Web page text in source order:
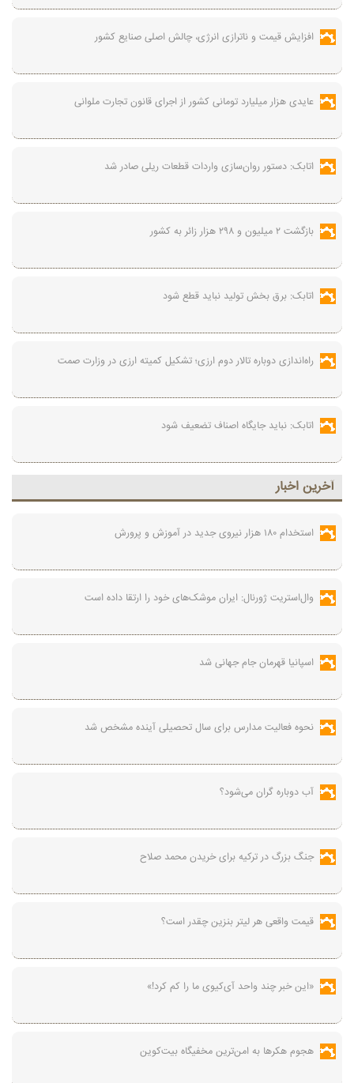
افزایش قیمت و ناترازی انرژی، چالش اصلی صنایع کشور
عایدی هزار میلیارد تومانی کشور از اجرای قانون تجارت ملوانی
اتابک: دستور روان‌سازی واردات قطعات ریلی صادر شد
بازگشت ۲ میلیون و ۲۹۸ هزار زائر به کشور
اتابک: برق بخش تولید نباید قطع شود
راه‌اندازی دوباره تالار دوم ارزی؛ تشکیل کمیته ارزی در وزارت صمت
اتابک: نباید جایگاه اصناف تضعیف شود
آخرين اخبار
استخدام ۱۸۰ هزار نیروی جدید در آموزش‌ و پرورش
وال‌استریت ژورنال: ایران موشک‌های خود را ارتقا داده است
اسپانیا قهرمان جام جهانی شد
نحوه فعالیت مدارس برای سال تحصیلی آینده مشخص شد
آب دوباره گران می‌شود؟
جنگ بزرگ در ترکیه برای خریدن محمد صلاح
قیمت واقعی هر لیتر بنزین چقدر است؟
«این خبر چند واحد آی‌کیوی ما را کم کرد!»
هجوم هکرها به امن‌ترین مخفیگاه بیت‌کوین